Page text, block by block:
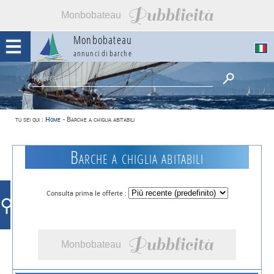
Monbobateau Pubblicità
Monbobateau
annunci di barche
tu sei qui : Home - Barche a chiglia abitabili
⚲
Barche a chiglia abitabili
Consulta prima le offerte :
Monbobateau Pubblicità